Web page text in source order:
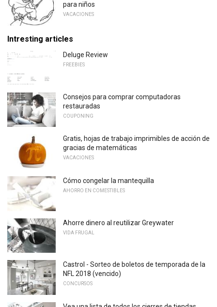
para niños
VACACIONES
Intresting articles
Deluge Review
FREEBIES
Consejos para comprar computadoras
restauradas
COUPONING
Gratis, hojas de trabajo imprimibles de acción de
gracias de matemáticas
VACACIONES
Cómo congelar la mantequilla
AHORRO EN COMESTIBLES
Ahorre dinero al reutilizar Greywater
VIDA FRUGAL
Castrol - Sorteo de boletos de temporada de la
NFL 2018 (vencido)
CONCURSOS